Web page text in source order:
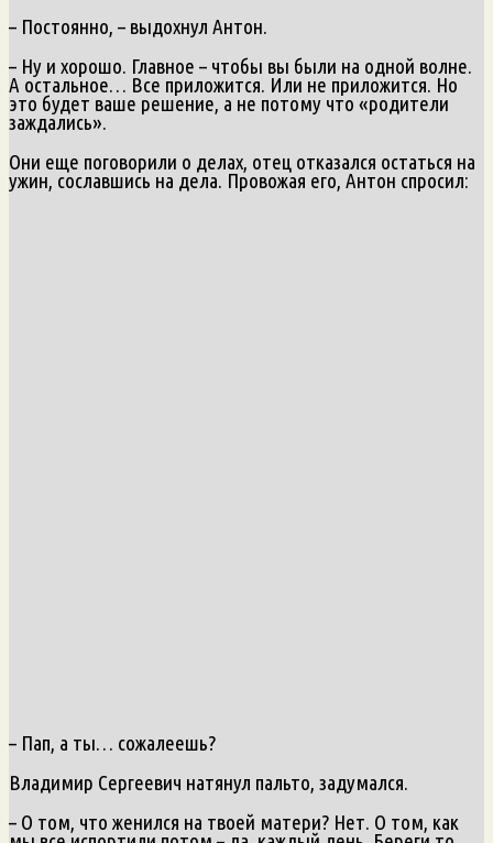
– Постоянно, – выдохнул Антон.
– Ну и хорошо. Главное – чтобы вы были на одной волне.
А остальное… Все приложится. Или не приложится. Но
это будет ваше решение, а не потому что «родители
заждались».
Они еще поговорили о делах, отец отказался остаться на
ужин, сославшись на дела. Провожая его, Антон спросил:
– Пап, а ты… сожалеешь?
Владимир Сергеевич натянул пальто, задумался.
– О том, что женился на твоей матери? Нет. О том, как